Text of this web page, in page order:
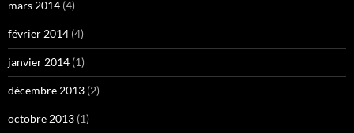
mars 2014 (4)
février 2014 (4)
janvier 2014 (1)
décembre 2013 (2)
octobre 2013 (1)